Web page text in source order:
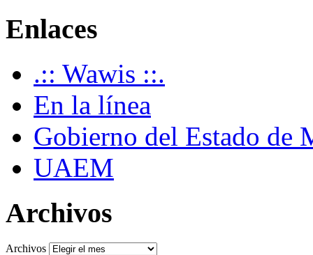
Enlaces
.:: Wawis ::.
En la línea
Gobierno del Estado de
UAEM
Archivos
Archivos